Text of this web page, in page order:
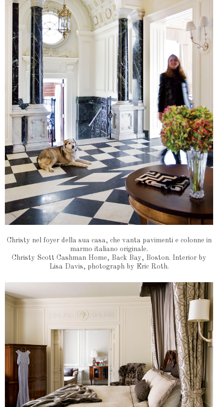
Christy nel foyer della sua casa, che vanta pavimenti e colonne in
marmo italiano originale.
Christy Scott Cashman Home, Back Bay, Boston. Interior by
Lisa Davis, photograph by Eric Roth.